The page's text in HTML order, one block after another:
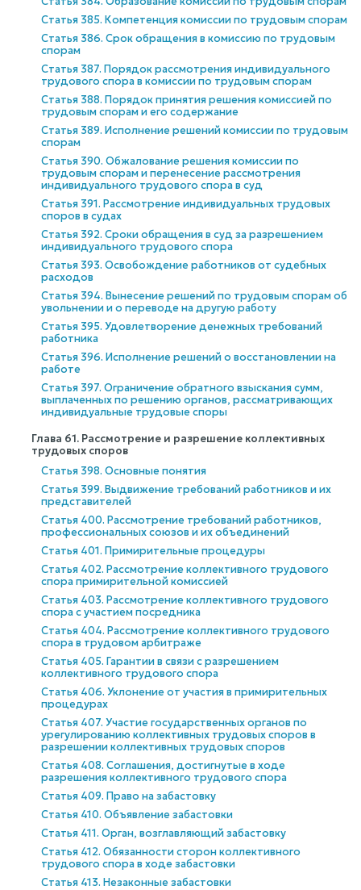
Статья 385. Компетенция комиссии по трудовым спорам
Статья 386. Срок обращения в комиссию по трудовым
спорам
Статья 387. Порядок рассмотрения индивидуального
трудового спора в комиссии по трудовым спорам
Статья 388. Порядок принятия решения комиссией по
трудовым спорам и его содержание
Статья 389. Исполнение решений комиссии по трудовым
спорам
Статья 390. Обжалование решения комиссии по
трудовым спорам и перенесение рассмотрения
индивидуального трудового спора в суд
Статья 391. Рассмотрение индивидуальных трудовых
споров в судах
Статья 392. Сроки обращения в суд за разрешением
индивидуального трудового спора
Статья 393. Освобождение работников от судебных
расходов
Статья 394. Вынесение решений по трудовым спорам об
увольнении и о переводе на другую работу
Статья 395. Удовлетворение денежных требований
работника
Статья 396. Исполнение решений о восстановлении на
работе
Статья 397. Ограничение обратного взыскания сумм,
выплаченных по решению органов, рассматривающих
индивидуальные трудовые споры
Глава 61. Рассмотрение и разрешение коллективных
трудовых споров
Статья 398. Основные понятия
Статья 399. Выдвижение требований работников и их
представителей
Статья 400. Рассмотрение требований работников,
профессиональных союзов и их объединений
Статья 401. Примирительные процедуры
Статья 402. Рассмотрение коллективного трудового
спора примирительной комиссией
Статья 403. Рассмотрение коллективного трудового
спора с участием посредника
Статья 404. Рассмотрение коллективного трудового
спора в трудовом арбитраже
Статья 405. Гарантии в связи с разрешением
коллективного трудового спора
Статья 406. Уклонение от участия в примирительных
процедурах
Статья 407. Участие государственных органов по
урегулированию коллективных трудовых споров в
разрешении коллективных трудовых споров
Статья 408. Соглашения, достигнутые в ходе
разрешения коллективного трудового спора
Статья 409. Право на забастовку
Статья 410. Объявление забастовки
Статья 411. Орган, возглавляющий забастовку
Статья 412. Обязанности сторон коллективного
трудового спора в ходе забастовки
Статья 413. Незаконные забастовки